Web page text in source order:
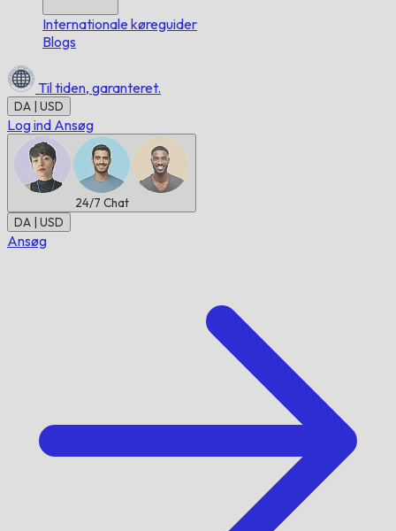
Internationale køreguider
Blogs
Til tiden, garanteret.
DA | USD
Log ind Ansøg
24/7 Chat
DA | USD
Ansøg